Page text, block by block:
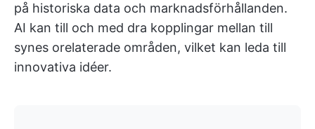
på historiska data och marknadsförhållanden.
AI kan till och med dra kopplingar mellan till
synes orelaterade områden, vilket kan leda till
innovativa idéer.